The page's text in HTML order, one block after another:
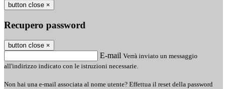
button close ×
Recupero password
button close ×
E-mail Verrà inviato un messaggio
all'indirizzo indicato con le istruzioni necessarie.
Non hai una e-mail associata al nome utente? Effettua il reset della password